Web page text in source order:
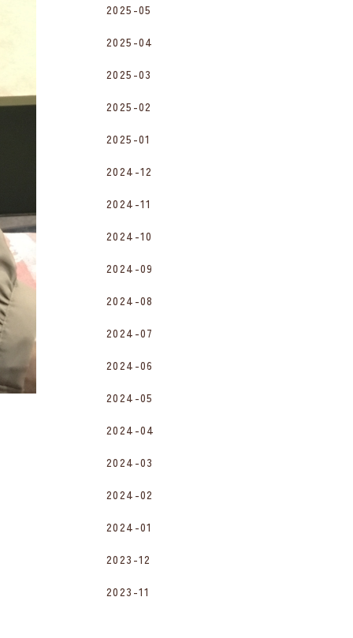
2025-05
2025-04
2025-03
2025-02
2025-01
2024-12
2024-11
2024-10
2024-09
2024-08
2024-07
2024-06
2024-05
2024-04
2024-03
2024-02
2024-01
2023-12
2023-11